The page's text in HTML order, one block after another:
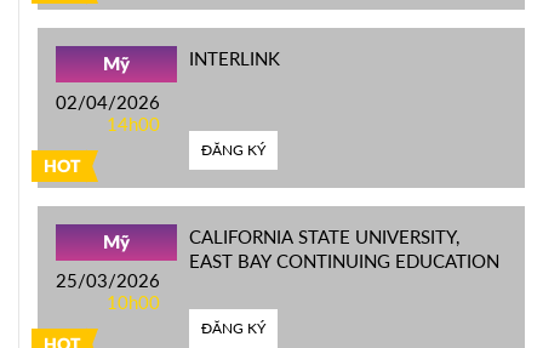
HOT
Mỹ
02/04/2026
14h00
INTERLINK
ĐĂNG KÝ
Mỹ
25/03/2026
10h00
CALIFORNIA STATE UNIVERSITY,
EAST BAY CONTINUING EDUCATION
ĐĂNG KÝ